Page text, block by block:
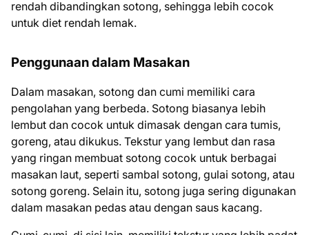
rendah dibandingkan sotong, sehingga lebih cocok
untuk diet rendah lemak.
Penggunaan dalam Masakan
Dalam masakan, sotong dan cumi memiliki cara
pengolahan yang berbeda. Sotong biasanya lebih
lembut dan cocok untuk dimasak dengan cara tumis,
goreng, atau dikukus. Tekstur yang lembut dan rasa
yang ringan membuat sotong cocok untuk berbagai
masakan laut, seperti sambal sotong, gulai sotong, atau
sotong goreng. Selain itu, sotong juga sering digunakan
dalam masakan pedas atau dengan saus kacang.